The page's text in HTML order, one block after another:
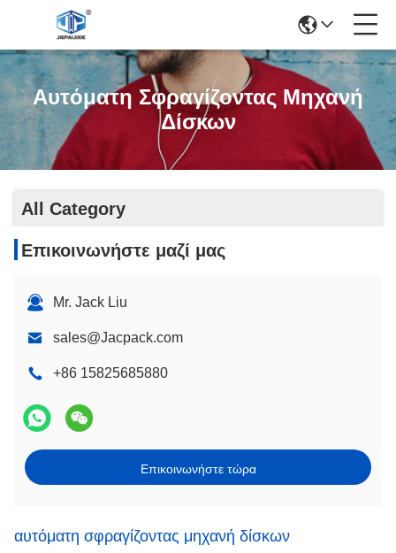
Αυτόματη Σφραγίζοντας Μηχανή
Δίσκων
All Category
Επικοινωνήστε μαζί μας
Mr. Jack Liu
sales@Jacpack.com
+86 15825685880
Επικοινωνήστε τώρα
αυτόματη σφραγίζοντας μηχανή δίσκων